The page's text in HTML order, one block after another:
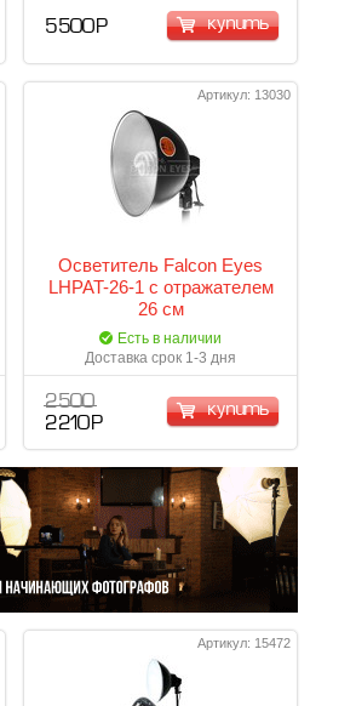
5 500 Р купить
Артикул: 13030
Осветитель Falcon Eyes
LHPAT-26-1 с отражателем
26 см
Есть в наличии
Доставка срок 1-3 дня
2 500
2 210 Р
купить
Артикул: 15472